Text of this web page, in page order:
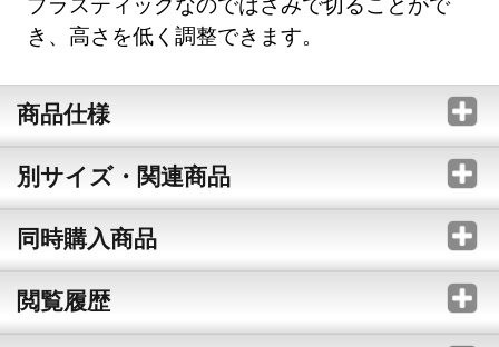
き、高さを低く調整できます。
商品仕様
別サイズ・関連商品
同時購入商品
閲覧履歴